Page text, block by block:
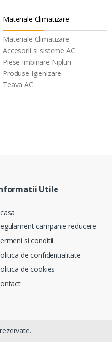
Materiale Climatizare
Materiale Climatizare
Accesorii si sisteme AC
Piese Imbinare Nipluri
Produse Igienizare
Teava AC
Utile
campanie reducere
si conditii
de confidentialitate
de cookies